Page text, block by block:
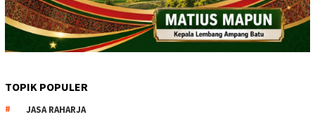
TOPIK POPULER
JASA RAHARJA